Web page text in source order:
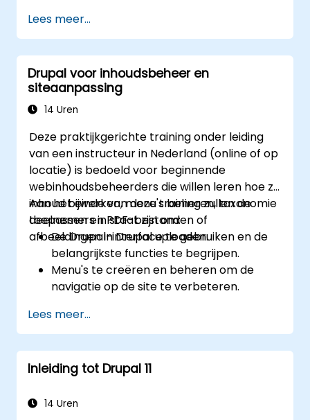
Lees meer...
Drupal voor inhoudsbeheer en
siteaanpassing
14 Uren
Deze praktijkgerichte training onder leiding
van een instructeur in Nederland (online of op
locatie) is bedoeld voor beginnende
webinhoudsbeheerders die willen leren hoe ze
inhoud bijwerken, menu's beheren, taxonomie
toepassen en PDF-bestanden of
afbeeldingen in Drupal uploaden.
Aan het einde van deze training zullen de
deelnemers in staat zijn om:
De Drupal-interface te gebruiken en de
belangrijkste functies te begrijpen.
Menu's te creëren en beheren om de
navigatie op de site te verbeteren.
categorisering en organisatie van inhoud.
PDF-bestanden, afbeeldingen en andere
mediabestanden te uploaden en te
beheren.
bibliotheekwebsite te bewerken en te
Lees meer...
Inleiding tot Drupal 11
14 Uren